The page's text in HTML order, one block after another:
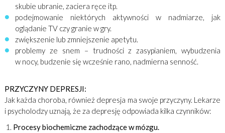
skubie ubranie, zaciera ręce itp.
podejmowanie niektórych aktywności w nadmiarze, jak
oglądanie TV czy granie w gry.
zwiększenie lub zmniejszenie apetytu.
problemy ze snem – trudności z zasypianiem, wybudzenia
w nocy, budzenie się wcześnie rano, nadmierna senność.
PRZYCZYNY DEPRESJI:
Jak każda choroba, również depresja ma swoje przyczyny. Lekarze
i psycholodzy uznają, że za depresję odpowiada kilka czynników:
Procesy biochemiczne zachodzące w mózgu.